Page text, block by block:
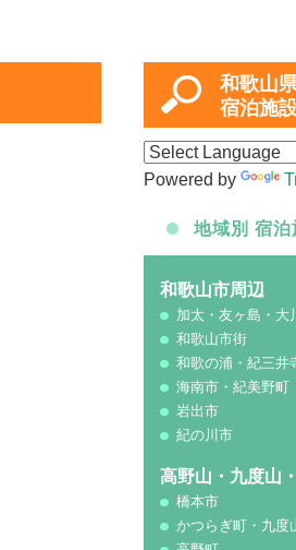
和歌山
宿泊施
Powered by
地域別 宿泊
和歌山市周辺
加太・友ヶ島・大
和歌山市街
和歌の浦・紀三井
海南市・紀美野町
岩出市
紀の川市
高野山・九度山
橋本市
かつらぎ町・九度